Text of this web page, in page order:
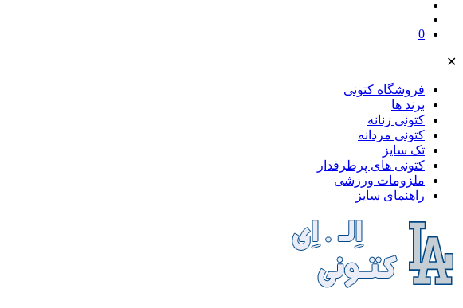
0
✕
فروشگاه کتونی
برند ها
کتونی زنانه
کتونی مردانه
تک سایز
کتونی های پرطرفدار
ملز‌ومات ورزشی
راهنمای سایز